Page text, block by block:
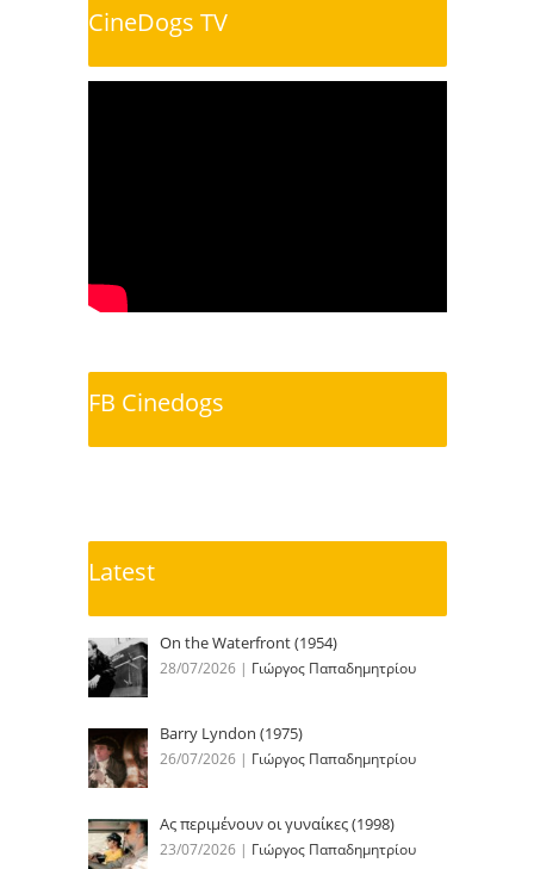
CineDogs TV
FB Cinedogs
Latest
On the Waterfront (1954)
28/07/2026 | Γιώργος Παπαδημητρίου
Barry Lyndon (1975)
26/07/2026 | Γιώργος Παπαδημητρίου
Ας περιμένουν οι γυναίκες (1998)
23/07/2026 | Γιώργος Παπαδημητρίου